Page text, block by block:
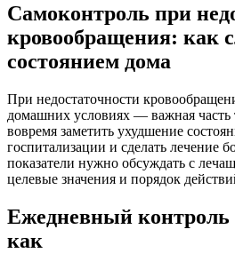
Самоконтроль при
кровообращения: как
состоянием дома
При недостаточности
домашних условиях — важная часть
вовремя заметить ухудшение
госпитализации и сделать лечение
показатели нужно обсуждать с
целевые значения и порядок
Ежедневный контроль
как